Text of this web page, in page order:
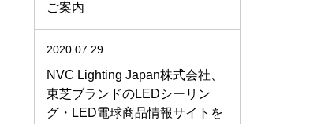
ご案内
2020.07.29
NVC Lighting Japan株式会社、
東芝ブランドのLEDシーリン
グ・LED電球商品情報サイトを